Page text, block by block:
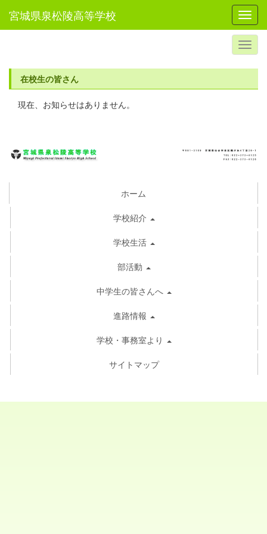
宮城県泉松陵高等学校
在校生の皆さん
現在、お知らせはありません。
ホーム
学校紹介
学校生活
部活動
中学生の皆さんへ
進路情報
学校・事務室より
サイトマップ